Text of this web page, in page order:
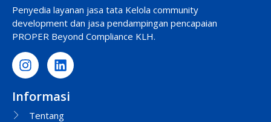
Penyedia layanan jasa tata Kelola community
development dan jasa pendampingan pencapaian
PROPER Beyond Compliance KLH.
Informasi
Tentang